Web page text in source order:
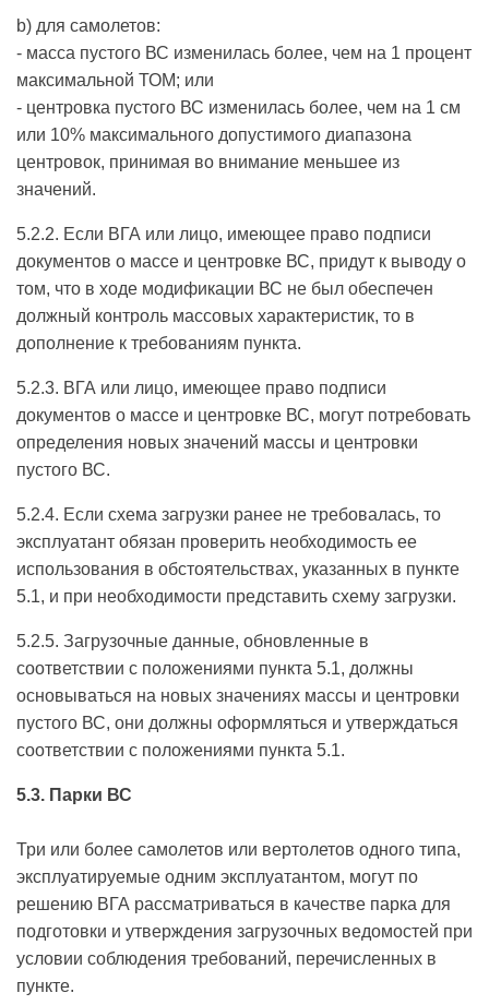
b) для самолетов:
- масса пустого ВС изменилась более, чем на 1 процент
максимальной ТОМ; или
- центровка пустого ВС изменилась более, чем на 1 см
или 10% максимального допустимого диапазона
центровок, принимая во внимание меньшее из
значений.
5.2.2. Если ВГА или лицо, имеющее право подписи
документов о массе и центровке ВС, придут к выводу о
том, что в ходе модификации ВС не был обеспечен
должный контроль массовых характеристик, то в
дополнение к требованиям пункта.
5.2.3. ВГА или лицо, имеющее право подписи
документов о массе и центровке ВС, могут потребовать
определения новых значений массы и центровки
пустого ВС.
5.2.4. Если схема загрузки ранее не требовалась, то
эксплуатант обязан проверить необходимость ее
использования в обстоятельствах, указанных в пункте
5.1, и при необходимости представить схему загрузки.
5.2.5. Загрузочные данные, обновленные в
соответствии с положениями пункта 5.1, должны
основываться на новых значениях массы и центровки
пустого ВС, они должны оформляться и утверждаться
соответствии с положениями пункта 5.1.
5.3. Парки ВС
Три или более самолетов или вертолетов одного типа,
эксплуатируемые одним эксплуатантом, могут по
решению ВГА рассматриваться в качестве парка для
подготовки и утверждения загрузочных ведомостей при
условии соблюдения требований, перечисленных в
пункте.